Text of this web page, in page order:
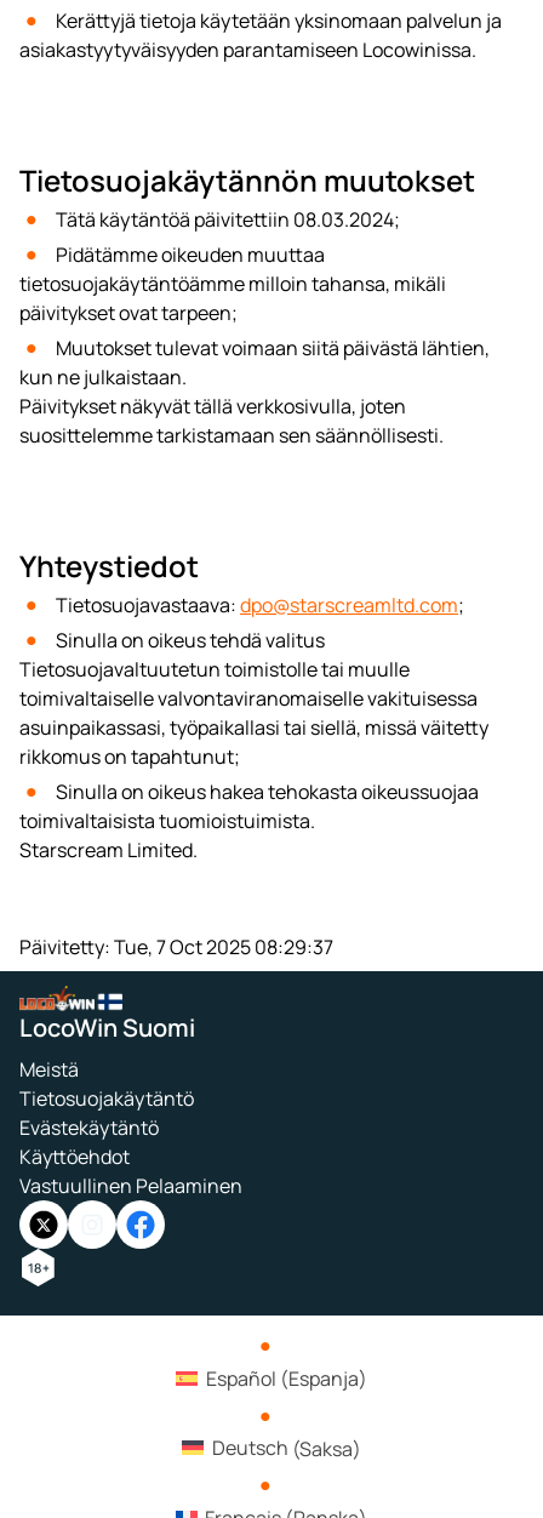
Kerättyjä tietoja käytetään yksinomaan palvelun ja
asiakastyytyväisyyden parantamiseen Locowinissa.
Tietosuojakäytännön muutokset
Tätä käytäntöä päivitettiin 08.03.2024;
Pidätämme oikeuden muuttaa
tietosuojakäytäntöämme milloin tahansa, mikäli
päivitykset ovat tarpeen;
Muutokset tulevat voimaan siitä päivästä lähtien,
kun ne julkaistaan.
Päivitykset näkyvät tällä verkkosivulla, joten
suosittelemme tarkistamaan sen säännöllisesti.
Yhteystiedot
Tietosuojavastaava:dpo@starscreamltd.com;
Sinulla on oikeus tehdä valitus
Tietosuojavaltuutetun toimistolle tai muulle
toimivaltaiselle valvontaviranomaiselle vakituisessa
asuinpaikassasi, työpaikallasi tai siellä, missä väitetty
rikkomus on tapahtunut;
Sinulla on oikeus hakea tehokasta oikeussuojaa
toimivaltaisista tuomioistuimista.
Starscream Limited.
Päivitetty:Tue, 7 Oct 2025 08:29:37
LocoWin Suomi
Meistä
Tietosuojakäytäntö
Evästekäytäntö
Käyttöehdot
Vastuullinen Pelaaminen
Español (Espanja)
Deutsch (Saksa)